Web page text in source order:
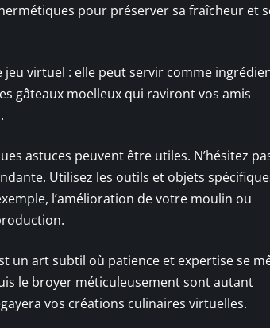
pour préserver sa fraîcheur et
virtuel : elle peut servir comme
gâteaux moelleux qui raviront vos amis
astuces peuvent être utiles. N’hésitez
Utilisez les outils et objets
l’amélioration de votre moulin ou
un art subtil où patience et expertise se
le broyer méticuleusement sont autant
vos créations culinaires virtuelles.